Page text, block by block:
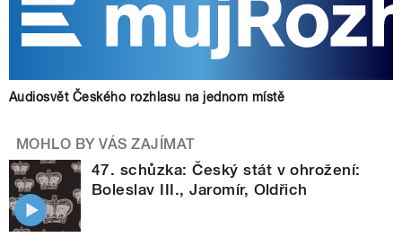
Audiosvět Českého rozhlasu na jednom místě
MOHLO BY VÁS ZAJÍMAT
47. schůzka: Český stát v ohrožení:
Boleslav III., Jaromír, Oldřich